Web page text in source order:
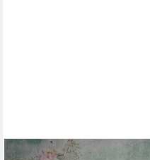
LIVING WALLS